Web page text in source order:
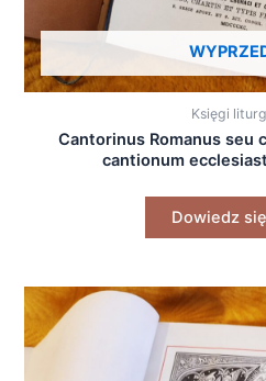
Księgi
Cantorinus Romanus seu
cantionum
Dowiedz